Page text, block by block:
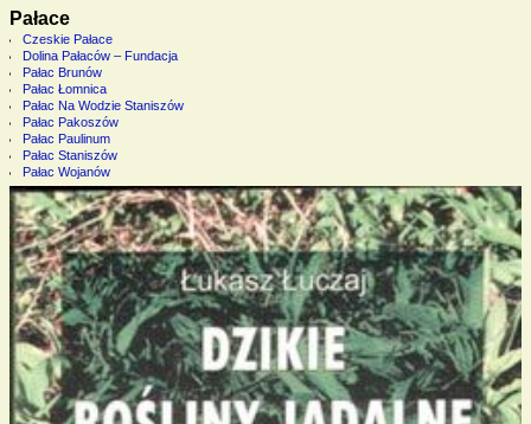
Pałace
Czeskie Pałace
Dolina Pałaców – Fundacja
Pałac Brunów
Pałac Łomnica
Pałac Na Wodzie Staniszów
Pałac Pakoszów
Pałac Paulinum
Pałac Staniszów
Pałac Wojanów